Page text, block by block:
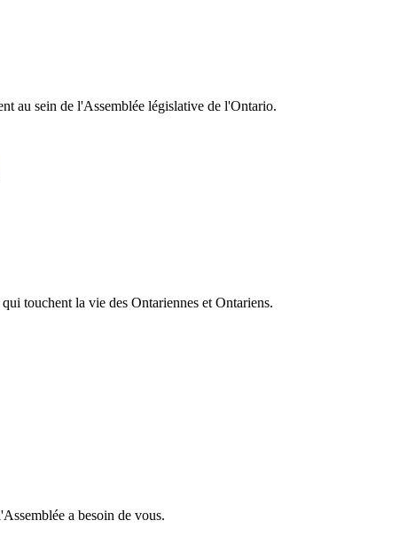
au sein de l'Assemblée législative de l'Ontario.
touchent la vie des Ontariennes et Ontariens.
a besoin de vous.